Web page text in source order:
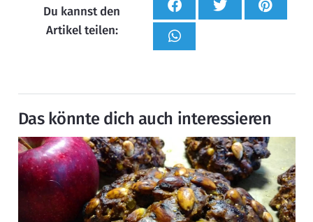
Du kannst den
Artikel teilen:
Das könnte dich auch interessieren